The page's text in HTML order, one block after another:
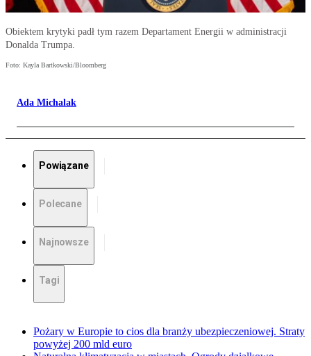
Obiektem krytyki padł tym razem Departament Energii w administracji
Donalda Trumpa.
Foto: Kayla Bartkowski/Bloomberg
Ada Michalak
Powiązane
Polecane
Najnowsze
Tagi
Pożary w Europie to cios dla branży ubezpieczeniowej. Straty
powyżej 200 mld euro